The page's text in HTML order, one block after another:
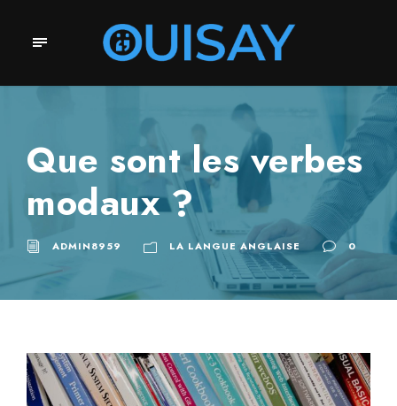
Que sont les verbes
modaux ?
ADMIN8959 LA LANGUE ANGLAISE 0